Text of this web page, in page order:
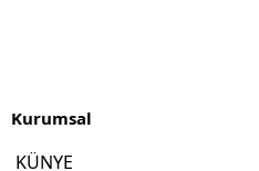
Kurumsal
KÜNYE